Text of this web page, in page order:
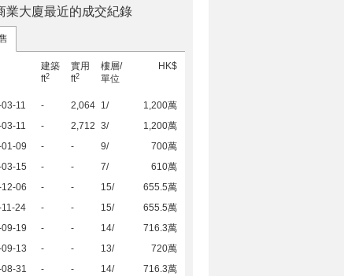
業大廈最近的成交紀錄
建築
ft2
實用
ft2
樓層/
單位
HK$
11 - 2,064 1/
1,200萬
11
- 2,712 3/
1,200萬
09
- - 9/
700萬
15
- - 7/
610萬
06
- - 15/
655.5萬
24
- - 15/
655.5萬
19
- - 14/
716.3萬
13
- - 13/
720萬
31
- - 14/ 716.3萬